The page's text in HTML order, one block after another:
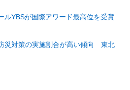
ルYBSが国際アワード最高位を受賞
災対策の実施割合が高い傾向 東北